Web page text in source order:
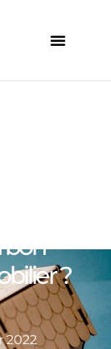
bon
?
2022